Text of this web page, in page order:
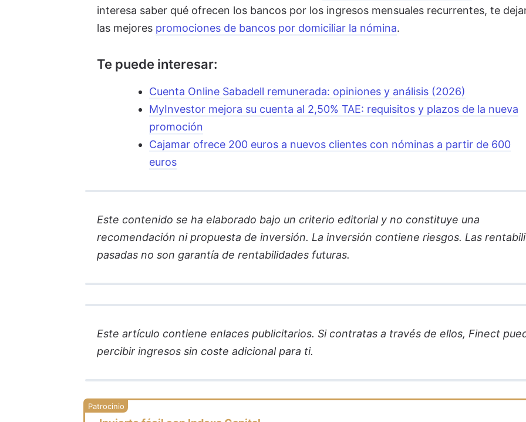
interesa saber qué ofrecen los bancos por los ingresos mensuales recurrentes, te
las mejores promociones de bancos por domiciliar la nómina.
Te puede interesar:
Cuenta Online Sabadell remunerada: opiniones y análisis (2026)
MyInvestor mejora su cuenta al 2,50% TAE: requisitos y plazos de la nueva
promoción
Cajamar ofrece 200 euros a nuevos clientes con nóminas a partir de 600
euros
Este contenido se ha elaborado bajo un criterio editorial y no constituye una
recomendación ni propuesta de inversión. La inversión contiene riesgos. Las
pasadas no son garantía de rentabilidades futuras.
Este artículo contiene enlaces publicitarios. Si contratas a través de ellos, Finect
percibir ingresos sin coste adicional para ti.